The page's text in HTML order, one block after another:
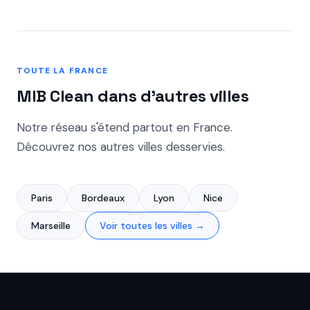
TOUTE LA FRANCE
MIB Clean dans d'autres villes
Notre réseau s'étend partout en France.
Découvrez nos autres villes desservies.
Paris Bordeaux Lyon Nice
Marseille Voir toutes les villes →